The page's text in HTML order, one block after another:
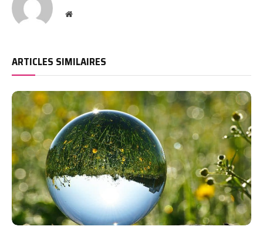
Website
ARTICLES SIMILAIRES